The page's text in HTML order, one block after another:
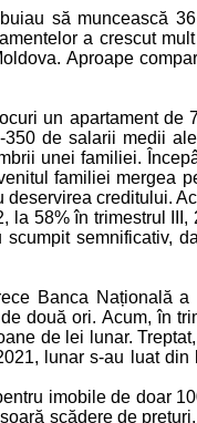
să muncească
a crescut
Aproape
un apartament de
de salarii medii
unei familiei.
familiei mergea
creditului.
58% în trimestrul III,
semnificativ,
Banca Națională
două ori. Acum, în
de lei lunar.
lunar s-au luat
imobile de doar
scădere de